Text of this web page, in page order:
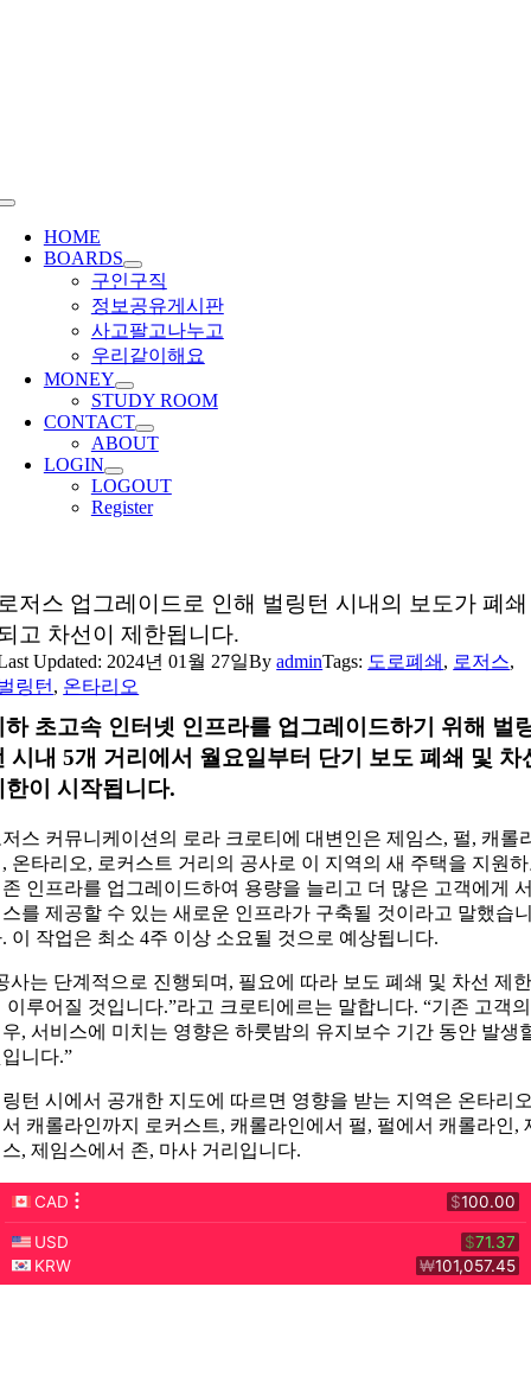
Toggle
Navigation
HOME
BOARDS
구인구직
정보공유게시판
사고팔고나누고
우리같이해요
MONEY
STUDY ROOM
CONTACT
ABOUT
LOGIN
LOGOUT
Register
저스 업그레이드로 인해 벌링턴 시내의 보도가 폐쇄
고 차선이 제한됩니다.
Updated: 2024년 01월 27일ByadminTags: 도로폐쇄 , 로저스,
링턴 , 온타리오
하 초고속 인터넷 인프라를 업그레이드하기 위해 벌
시내 5개 거리에서 월요일부터 단기 보도 폐쇄 및 차
한이 시작됩니다.
스 커뮤니케이션의 로라 크로티에 대변인은 제임스, 펄, 캐롤
온타리오, 로커스트 거리의 공사로 이 지역의 새 주택을 지원
인프라를 업그레이드하여 용량을 늘리고 더 많은 고객에게
를 제공할 수 있는 새로운 인프라가 구축될 것이라고 말했습
이 작업은 최소 4주 이상 소요될 것으로 예상됩니다.
사는 단계적으로 진행되며, 필요에 따라 보도 폐쇄 및 차선 제한
이루어질 것입니다.”라고 크로티에르는 말합니다. “기존 고객의
, 서비스에 미치는 영향은 하룻밤의 유지보수 기간 동안 발생
니다.”
턴 시에서 공개한 지도에 따르면 영향을 받는 지역은 온타리
캐롤라인까지 로커스트, 캐롤라인에서 펄, 펄에서 캐롤라인,
, 제임스에서 존, 마사 거리입니다.